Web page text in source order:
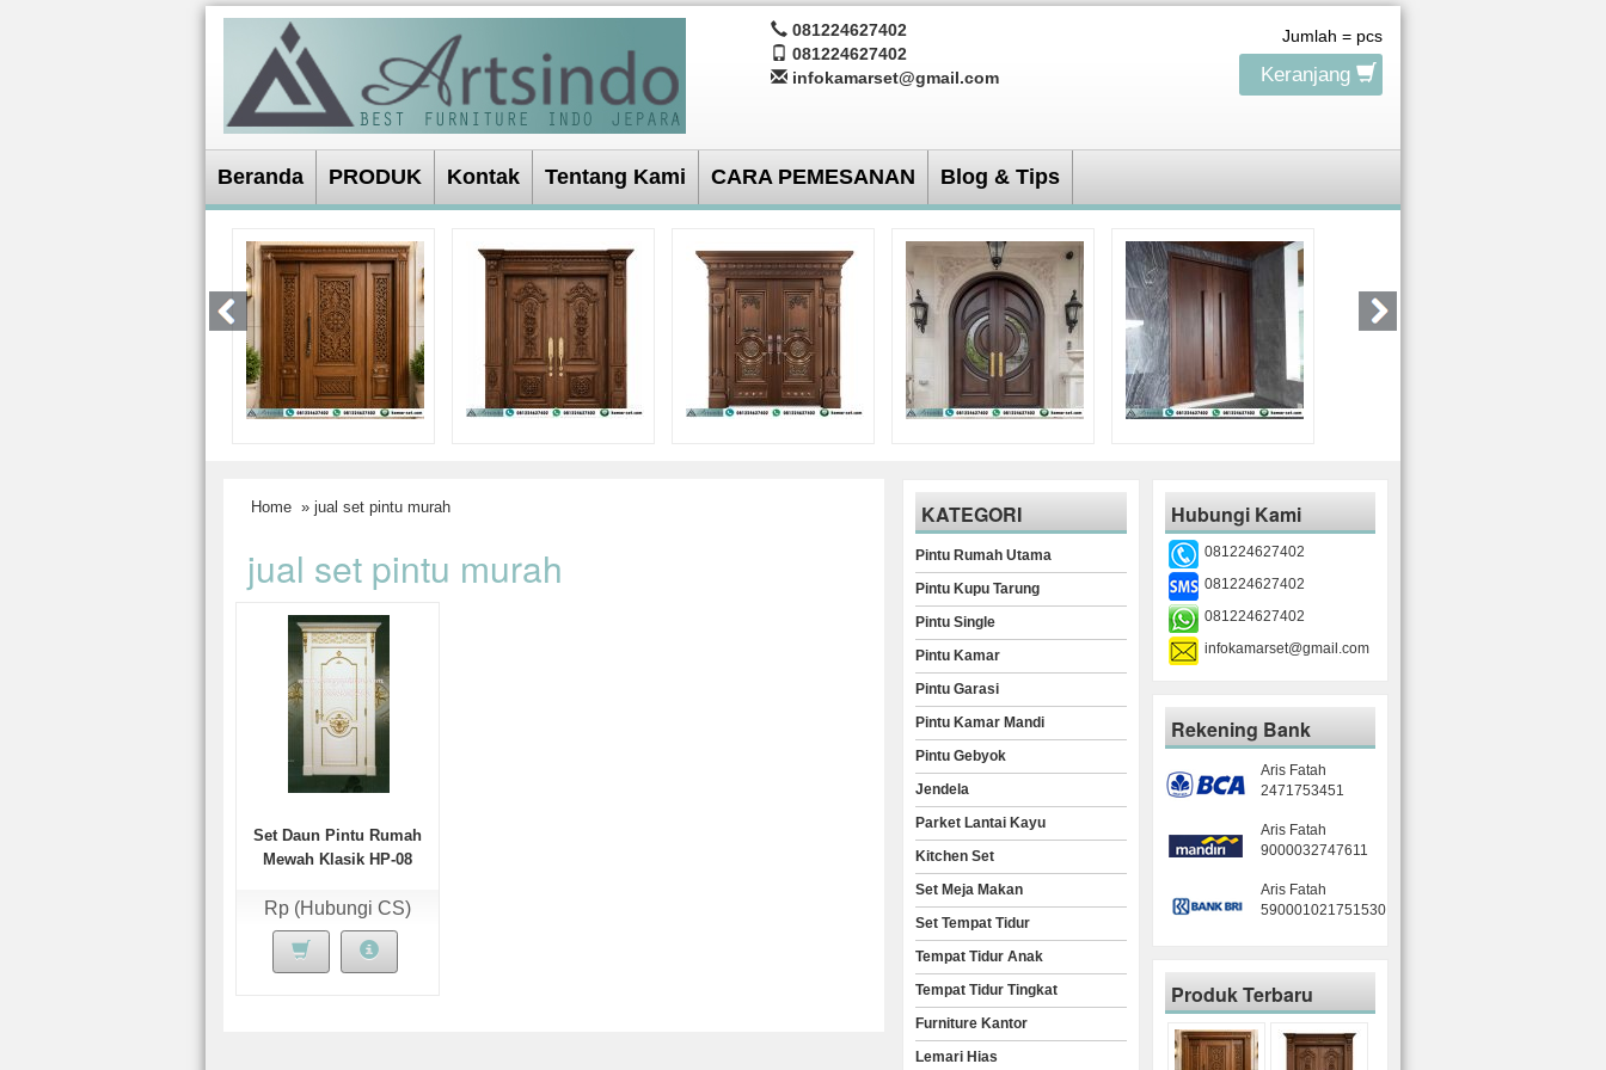
081224627402
081224627402
infokamarset@gmail.com
Jumlah = pcs
Keranjang
Beranda PRODUK Kontak Tentang Kami CARA PEMESANAN Blog & Tips
Home » jual set pintu murah
jual set pintu murah
Set Daun Pintu Rumah
Mewah Klasik HP-08
Rp (Hubungi CS)
KATEGORI
Pintu Rumah Utama
Pintu Kupu Tarung
Pintu Single
Pintu Kamar
Pintu Garasi
Pintu Kamar Mandi
Pintu Gebyok
Jendela
Parket Lantai Kayu
Kitchen Set
Set Meja Makan
Set Tempat Tidur
Tempat Tidur Anak
Tempat Tidur Tingkat
Furniture Kantor
Lemari Hias
Hubungi Kami
081224627402
081224627402
081224627402
infokamarset@gmail.com
Rekening Bank
Aris Fatah
2471753451
Aris Fatah
9000032747611
Aris Fatah
590001021751530
Produk Terbaru